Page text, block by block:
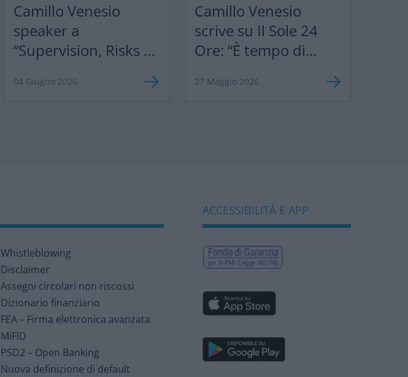
Camillo Venesio
speaker a
“Supervision, Risks &
04 Giugno 2026
Camillo Venesio
scrive su Il Sole 24
Ore: “È tempo di
norme europee per
27 Maggio 2026
Whistleblowing
Disclaimer
Assegni circolari non riscossi
Dizionario finanziario
FEA – Firma elettronica avanzata
MiFID
PSD2 – Open Banking
Nuova definizione di default
ACCESSIBILITÀ E APP